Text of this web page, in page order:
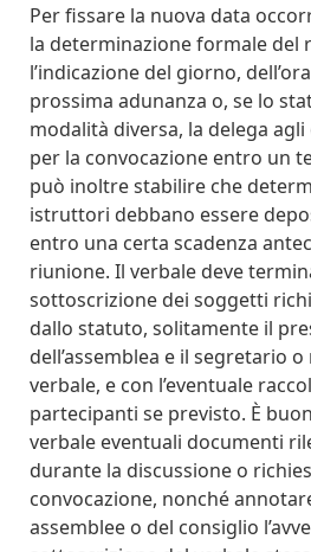
Per fissare la nuova data
la determinazione formale del
l’indicazione del giorno,
prossima adunanza o, se lo
modalità diversa, la delega
per la convocazione entro un
può inoltre stabilire che
istruttori debbano essere
entro una certa scadenza
riunione. Il verbale deve
sottoscrizione dei soggetti
dallo statuto, solitamente il
dell’assemblea e il segretario
verbale, e con l’eventuale
partecipanti se previsto. È
verbale eventuali documenti
durante la discussione o
convocazione, nonché
assemblee o del consiglio